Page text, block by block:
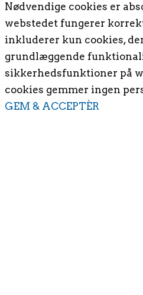
Nødvendige cookies er
webstedet fungerer
inkluderer kun cookies,
grundlæggende
sikkerhedsfunktioner på
cookies gemmer ingen
GEM & ACCEPTÈR